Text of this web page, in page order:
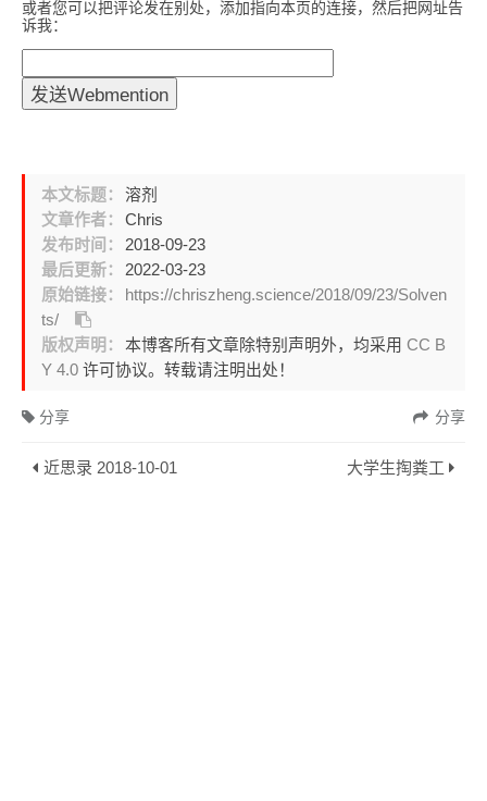
或者您可以把评论发在别处，添加指向本页的连接，然后把网址告
诉我：
本文标题：
溶剂
文章作者：
Chris
发布时间：
2018-09-23
最后更新：
2022-03-23
原始链接：
https://chriszheng.science/2018/09/23/Solven
ts/
版权声明：
本博客所有文章除特别声明外，均采用CC B
Y 4.0许可协议。转载请注明出处！
分享
分享
近思录 2018-10-01 大学生掏粪工